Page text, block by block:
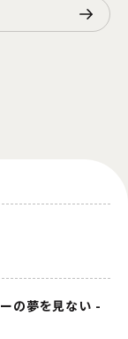
の夢を見ない -